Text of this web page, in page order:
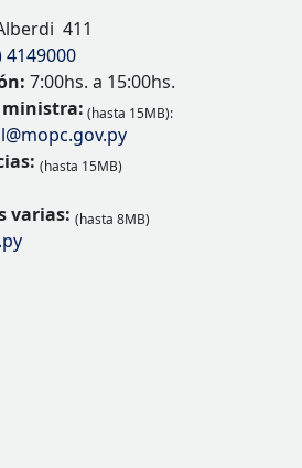
411
4149000
7:00hs. a 15:00hs.
ministra: (hasta 15MB):
(hasta 15MB)
varias: (hasta 8MB)